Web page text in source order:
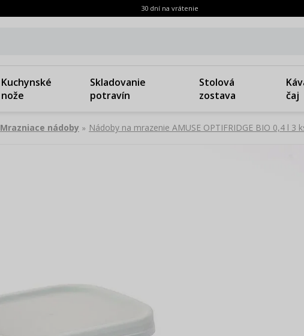
30 dní na vrátenie
Kuchynské
nože
Skladovanie
potravín
Stolová
zostava
čaj
Mrazniace nádoby » Nádoby na mrazenie AMUSE OPTIFRIDGE BIO 0,4 l 3